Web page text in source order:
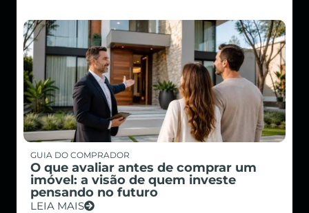
GUIA DO COMPRADOR
O que avaliar antes de comprar um
imóvel: a visão de quem investe
pensando no futuro
LEIA MAIS